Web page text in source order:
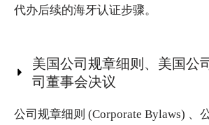
代办后续的海牙认证步骤。
美国公司规章细则、美国公
司董事会决议
公司规章细则 (Corporate Bylaws) 、